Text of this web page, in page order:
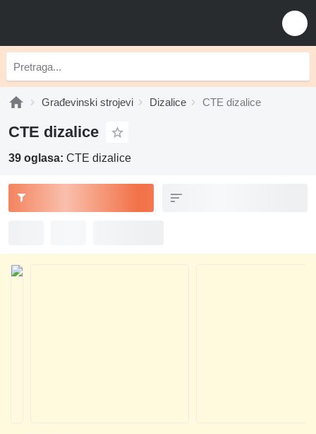
Građevinski strojevi Dizalice CTE dizalice
CTE dizalice
39 oglasa: CTE dizalice